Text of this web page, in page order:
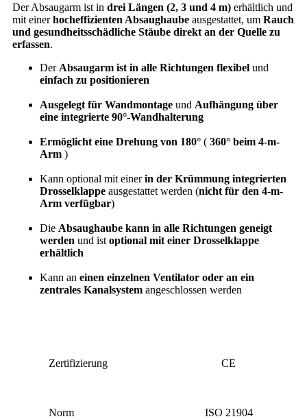
Der Absaugarm ist in drei Längen (2, 3 und 4 m) erhältlich und
mit einerhocheffizienten Absaughaube ausgestattet, um Rauch
und gesundheitsschädliche Stäube direkt an der Quelle zu
erfassen.
Der Absaugarm ist in alle Richtungen flexibel und
einfach zu positionieren
Ausgelegt für Wandmontage und Aufhängung über
eine integrierte 90°-Wandhalterung
Ermöglicht eine Drehung von 180° ( 360° beim 4-m-
Arm )
Kann optional mit einerin der Krümmung integrierten
Drosselklappe ausgestattet werden (nicht für den 4-m-
Arm verfügbar)
Die Absaughaube kann in alle Richtungen geneigt
werden und ist optional mit einer Drosselklappe
erhältlich
Kann an einen einzelnen Ventilator oder an ein
zentrales Kanalsystem angeschlossen werden
Zertifizierung CE
Norm ISO 21904